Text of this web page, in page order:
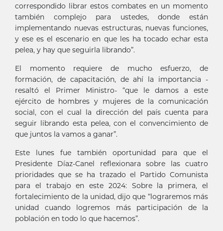
correspondido librar estos combates en un momento
también complejo para ustedes, donde están
implementando nuevas estructuras, nuevas funciones,
y ese es el escenario en que les ha tocado echar esta
pelea, y hay que seguirla librando”.
El momento requiere de mucho esfuerzo, de
formación, de capacitación, de ahí la importancia -
resaltó el Primer Ministro- “que le damos a este
ejército de hombres y mujeres de la comunicación
social, con el cual la dirección del país cuenta para
seguir librando esta pelea, con el convencimiento de
que juntos la vamos a ganar”.
Este lunes fue también oportunidad para que el
Presidente Díaz-Canel reflexionara sobre las cuatro
prioridades que se ha trazado el Partido Comunista
para el trabajo en este 2024: Sobre la primera, el
fortalecimiento de la unidad, dijo que “lograremos más
unidad cuando logremos más participación de la
población en todo lo que hacemos”.